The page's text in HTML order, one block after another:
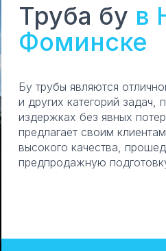
Труба бу в
Фоминске
Бу трубы являются
и других категорий задач,
издержках без явных
предлагает своим
высокого качества,
предпродажную